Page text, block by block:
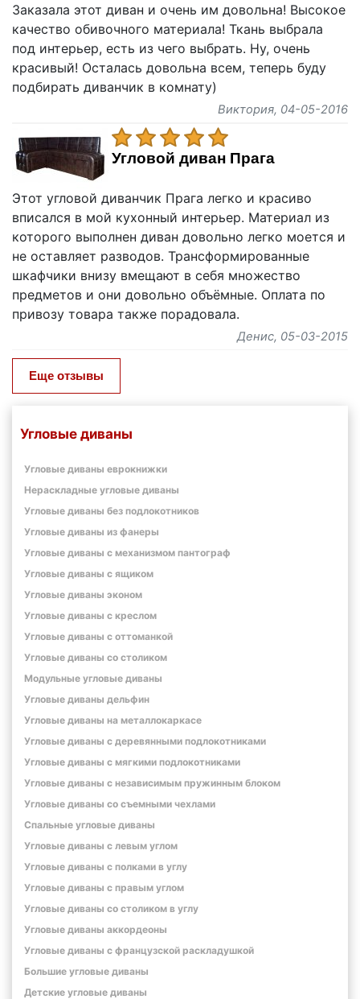
Угловые диваны
Угловые диваны еврокнижки
Нераскладные угловые диваны
Угловые диваны без подлокотников
Угловые диваны из фанеры
Угловые диваны с механизмом пантограф
Угловые диваны с ящиком
Угловые диваны эконом
Угловые диваны с креслом
Угловые диваны с оттоманкой
Угловые диваны со столиком
Модульные угловые диваны
Угловые диваны дельфин
Угловые диваны на металлокаркасе
Угловые диваны с деревянными подлокотниками
Угловые диваны с мягкими подлокотниками
Угловые диваны с независимым пружинным блоком
Угловые диваны со съемными чехлами
Спальные угловые диваны
Угловые диваны с левым углом
Угловые диваны с полками в углу
Угловые диваны с правым углом
Угловые диваны со столиком в углу
Угловые диваны аккордеоны
Угловые диваны с французской раскладушкой
Большие угловые диваны
Детские угловые диваны
Заказала этот диван и очень им довольна! Высокое
качество обивочного материала! Ткань выбрала
под интерьер, есть из чего выбрать. Ну, очень
красивый! Осталась довольна всем, теперь буду
подбирать диванчик в комнату)
Виктория, 04-05-2016
Угловой диван Прага
Этот угловой диванчик Прага легко и красиво
вписался в мой кухонный интерьер. Материал из
которого выполнен диван довольно легко моется и
не оставляет разводов. Трансформированные
шкафчики внизу вмещают в себя множество
предметов и они довольно объёмные. Оплата по
привозу товара также порадовала.
Денис, 05-03-2015
Еще отзывы